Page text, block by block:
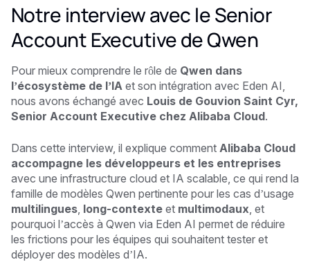
Notre interview avec le Senior
Account Executive de Qwen
Pour mieux comprendre le rôle de Qwen dans
l’écosystème de l’IA et son intégration avec Eden AI,
nous avons échangé avec Louis de Gouvion Saint Cyr,
Senior Account Executive chez Alibaba Cloud.
Dans cette interview, il explique comment Alibaba Cloud
accompagne les développeurs et les entreprises
avec une infrastructure cloud et IA scalable, ce qui rend la
famille de modèles Qwen pertinente pour les cas d’usage
multilingues long-contexte et multimodaux , et
pourquoi l’accès à Qwen via Eden AI permet de réduire
les frictions pour les équipes qui souhaitent tester et
déployer des modèles d’IA.